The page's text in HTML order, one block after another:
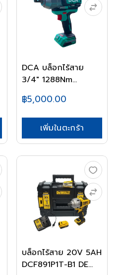
DCA บล็อกไร้สาย
3/4" 1288Nm
฿5,000.00
เพิ่มในตะกร้า
บล็อกไร้สาย 20V 5AH
DCF891P1T-B1 DE...